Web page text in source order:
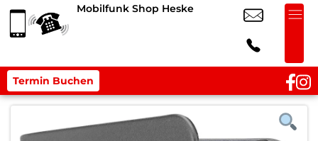
Mobilfunk Shop Heske
Termin Buchen